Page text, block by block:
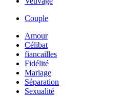
Couple
Amour
Célibat
fiancailles
Fidélité
Mariage
Séparation
Sexualité